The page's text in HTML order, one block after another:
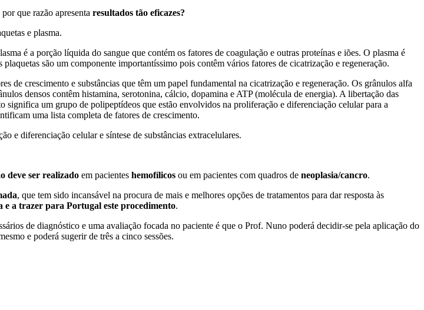
por que razão apresenta resultados tão eficazes?
e plasma.
é a porção líquida do sangue que contém os fatores de coagulação e outras proteínas e iões. O plasma é
são um componente importantíssimo pois contêm vários fatores de cicatrização e regeneração.
de crescimento e substâncias que têm um papel fundamental na cicatrização e regeneração. Os grânulos alfa
densos contêm histamina, serotonina, cálcio, dopamina e ATP (molécula de energia). A libertação das
significa um grupo de polipeptídeos que estão envolvidos na proliferação e diferenciação celular para a
uma lista completa de fatores de crescimento.
e diferenciação celular e síntese de substâncias extracelulares.
deve ser realizado em pacientes hemofílicos ou em pacientes com quadros de neoplasia/cancro.
, que tem sido incansável na procura de mais e melhores opções de tratamentos para dar resposta às
a trazer para Portugal este procedimento.
de diagnóstico e uma avaliação focada no paciente é que o Prof. Nuno poderá decidir-se pela aplicação do
e poderá sugerir de três a cinco sessões.